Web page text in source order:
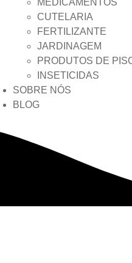
MEDICAMENTOS
CUTELARIA
FERTILIZANTE
JARDINAGEM
PRODUTOS DE
INSETICIDAS
SOBRE NÓS
BLOG